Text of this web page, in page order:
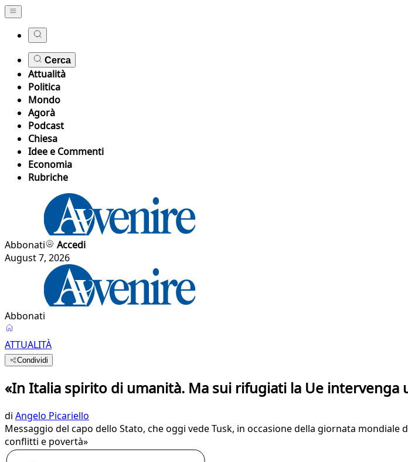
Cerca
Attualità
Politica
Mondo
Agorà
Podcast
Chiesa
Idee e Commenti
Economia
Rubriche
Abbonati
Accedi
August 7, 2026
Abbonati
ATTUALITÀ
Condividi
«In Italia spirito di umanità. Ma sui rifugiati la Ue intervenga
di Angelo Picariello
Messaggio del capo dello Stato, che oggi vede Tusk, in occasione della giornata
conflitti e povertà»